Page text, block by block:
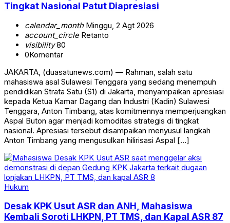
Tingkat Nasional Patut Diapresiasi
calendar_monthMinggu, 2 Agt 2026
account_circleRetanto
visibility80
0Komentar
JAKARTA, (duasatunews.com) — Rahman, salah satu
mahasiswa asal Sulawesi Tenggara yang sedang menempuh
pendidikan Strata Satu (S1) di Jakarta, menyampaikan apresiasi
kepada Ketua Kamar Dagang dan Industri (Kadin) Sulawesi
Tenggara, Anton Timbang, atas komitmennya memperjuangkan
Aspal Buton agar menjadi komoditas strategis di tingkat
nasional. Apresiasi tersebut disampaikan menyusul langkah
Anton Timbang yang mengusulkan hilirisasi Aspal […]
Hukum
Desak KPK Usut ASR dan ANH, Mahasiswa
Kembali Soroti LHKPN, PT TMS, dan Kapal ASR 87